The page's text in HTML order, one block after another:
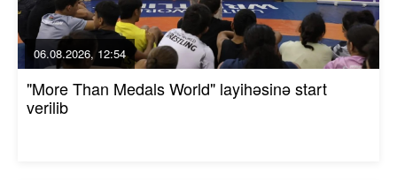
06.08.2026, 12:54
"More Than Medals World" layihəsinə start
verilib